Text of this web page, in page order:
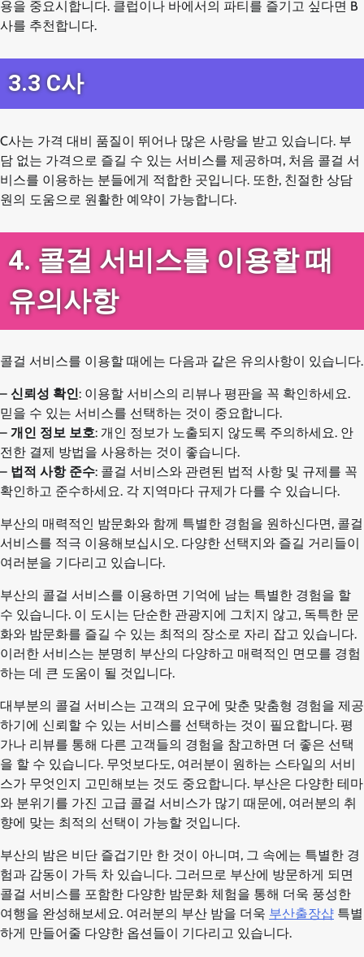
용을 중요시합니다. 클럽이나 바에서의 파티를 즐기고 싶다면 B
사를 추천합니다.
3.3 C사
C사는 가격 대비 품질이 뛰어나 많은 사랑을 받고 있습니다. 부
담 없는 가격으로 즐길 수 있는 서비스를 제공하며, 처음 콜걸 서
비스를 이용하는 분들에게 적합한 곳입니다. 또한, 친절한 상담
원의 도움으로 원활한 예약이 가능합니다.
4. 콜걸 서비스를 이용할 때
유의사항
콜걸 서비스를 이용할 때에는 다음과 같은 유의사항이 있습니다.
– 신뢰성 확인: 이용할 서비스의 리뷰나 평판을 꼭 확인하세요.
믿을 수 있는 서비스를 선택하는 것이 중요합니다.
– 개인 정보 보호: 개인 정보가 노출되지 않도록 주의하세요. 안
전한 결제 방법을 사용하는 것이 좋습니다.
– 법적 사항 준수: 콜걸 서비스와 관련된 법적 사항 및 규제를 꼭
확인하고 준수하세요. 각 지역마다 규제가 다를 수 있습니다.
부산의 매력적인 밤문화와 함께 특별한 경험을 원하신다면, 콜걸
서비스를 적극 이용해보십시오. 다양한 선택지와 즐길 거리들이
여러분을 기다리고 있습니다.
부산의 콜걸 서비스를 이용하면 기억에 남는 특별한 경험을 할
수 있습니다. 이 도시는 단순한 관광지에 그치지 않고, 독특한 문
화와 밤문화를 즐길 수 있는 최적의 장소로 자리 잡고 있습니다.
이러한 서비스는 분명히 부산의 다양하고 매력적인 면모를 경험
하는 데 큰 도움이 될 것입니다.
대부분의 콜걸 서비스는 고객의 요구에 맞춘 맞춤형 경험을 제공
하기에 신뢰할 수 있는 서비스를 선택하는 것이 필요합니다. 평
가나 리뷰를 통해 다른 고객들의 경험을 참고하면 더 좋은 선택
을 할 수 있습니다. 무엇보다도, 여러분이 원하는 스타일의 서비
스가 무엇인지 고민해보는 것도 중요합니다. 부산은 다양한 테마
와 분위기를 가진 고급 콜걸 서비스가 많기 때문에, 여러분의 취
향에 맞는 최적의 선택이 가능할 것입니다.
부산의 밤은 비단 즐겁기만 한 것이 아니며, 그 속에는 특별한 경
험과 감동이 가득 차 있습니다. 그러므로 부산에 방문하게 되면
콜걸 서비스를 포함한 다양한 밤문화 체험을 통해 더욱 풍성한
여행을 완성해보세요. 여러분의 부산 밤을 더욱 부산출장샵 특별
하게 만들어줄 다양한 옵션들이 기다리고 있습니다.